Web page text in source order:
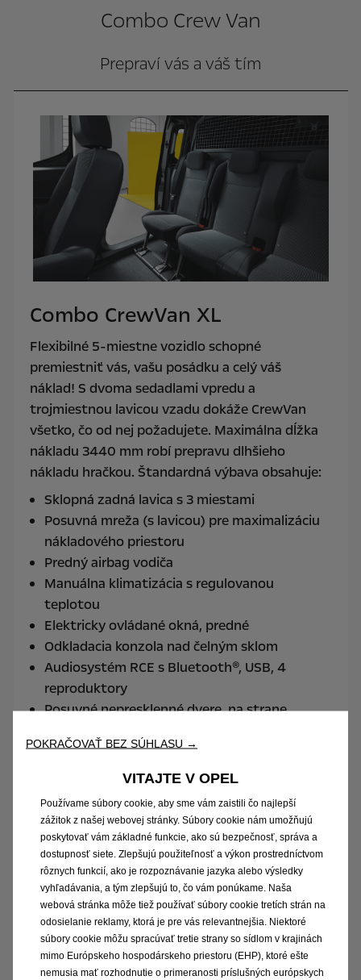
Combo Crew Van
Prepraví vás a váš tím
Combo CrewVan XL
Flexibilné 5-miestne vozidlo schopné
premiestniť vás, vašu posádku a celý váš
náklad! S dvoma sedadlami vpredu a
trojmiestnou lavicou vzadu dokáže CrewVan
všetko, čo od nej požadujete. Maximálna dĺžka
nákladu 3440 mm robí prepravu dlhšieho
nákladu hračkou. Štandardná výbava obsahuje:
Sklopná zadná lavica s 3 miestami
Posuvná mreža (s lavicou) pre maximalizáciu
nákladového priestoru
Predný airbag vodiča
Manuálna klimatizácia s regulovanou
teplotou
Elektricky ovládané okná, predné
Odkladacia konzola nad čelným sklom
Audiosystém RCE s Bluetooth®, USB, 4
reproduktory
Posuvné nepresklenné dvere, na strane
Combo Life Pro
Pre rodinu i prácu
POKRAČOVAŤ BEZ SÚHLASU →
VITAJTE V OPEL
Používame súbory cookie, aby sme vám zaistili čo najlepší
zážitok z našej webovej stránky. Súbory cookie nám umožňujú
poskytovať vám základné funkcie, ako sú bezpečnosť, správa a
dostupnosť siete. Zlepšujú použiteľnosť a výkon prostredníctvom
rôznych funkcií, ako je rozpoznávanie jazyka alebo výsledky
vyhľadávania, a tým zlepšujú to, čo vám ponúkame. Naša
webová stránka môže tiež používať súbory cookie tretích strán na
odosielanie reklamy, ktorá je pre vás relevantnejšia. Niektoré
súbory cookie môžu spracúvať tretie strany so sídlom v krajinách
mimo Európskeho hospodárskeho priestoru (EHP), ktoré ešte
nemusia mať rozhodnutie o primeranosti príslušných európskych